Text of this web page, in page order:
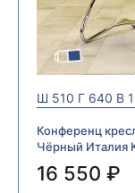
Ш 510 Г 640 В
Конференц
Чёрный Италия
16 550 ₽